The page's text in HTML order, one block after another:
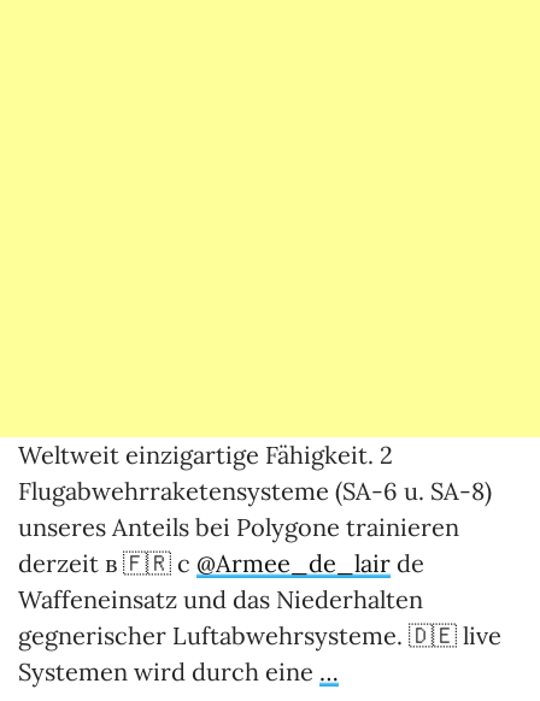
Weltweit einzigartige Fähigkeit. 2
Flugabwehrraketensysteme (SA-6 u. SA-8)
unseres Anteils bei Polygone trainieren
derzeit в 🇫🇷 с @Armee_de_lair de
Waffeneinsatz und das Niederhalten
gegnerischer Luftabwehrsysteme. 🇩🇪 live
Systemen wird durch eine …